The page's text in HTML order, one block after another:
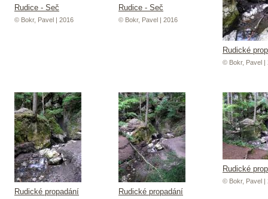
Rudice - Seč
© Bokr, Pavel | 2016
Rudice - Seč
© Bokr, Pavel | 2016
Rudické
© Bokr, Pavel |
Rudické propadání Rudické propadání
Rudické
© Bokr, Pavel |